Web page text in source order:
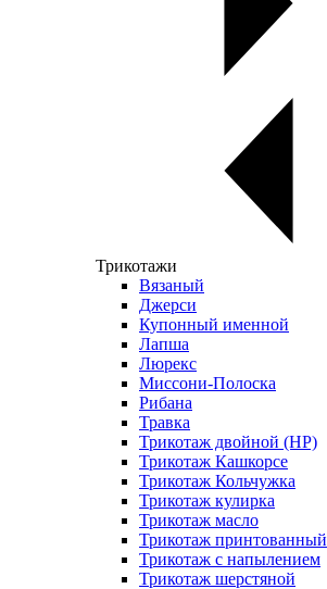
Трикотажи
Вязаный
Джерси
Купонный именной
Лапша
Люрекс
Миссони-Полоска
Рибана
Травка
Трикотаж двойной (НР)
Трикотаж Кашкорсе
Трикотаж Кольчужка
Трикотаж кулирка
Трикотаж масло
Трикотаж принтованный
Трикотаж с напылением
Трикотаж шерстяной